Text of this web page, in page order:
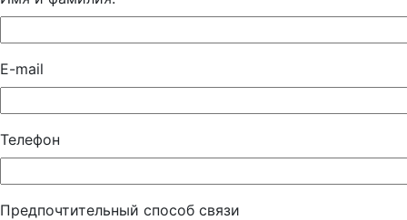
E-mail
Телефон
Предпочтительный способ связи